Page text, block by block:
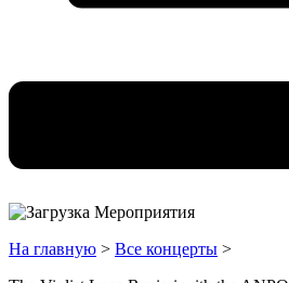
На главную > Все концерты >